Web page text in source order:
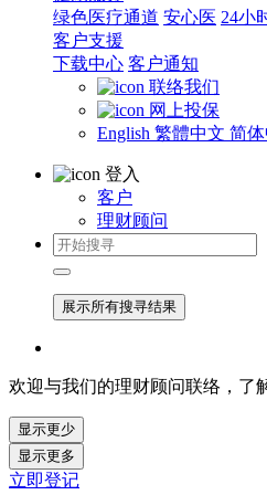
绿色医疗通道 安心医 24小
客户支援
下载中心 客户通知
联络我们
网上投保
English 繁體中文 简
登入
客户
理财顾问
展示所有搜寻结果
欢迎与我们的理财顾问联络，了
显示更少
显示更多
立即登记